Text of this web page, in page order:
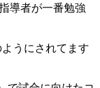
導者が一番勉強
うにされてます